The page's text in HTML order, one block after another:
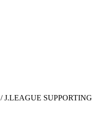
J.LEAGUE SUPPORTING